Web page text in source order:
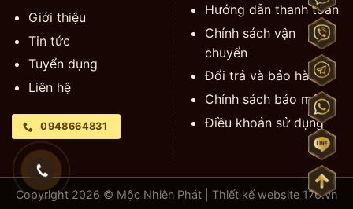
Giới thiệu
Tin tức
Tuyển dụng
Liên hệ
0948664831
Hướng dẫn thanh toán
Chính sách vận
chuyển
Đổi trả và bảo hành
Chính sách bảo mật
Điều khoản sử dụng
Copyright 2026 © Mộc Nhiên Phát | Thiết kế website 176.vn